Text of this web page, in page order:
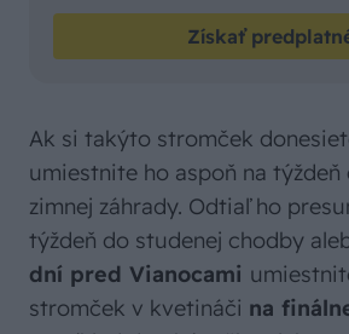
Získať
Ak si takýto stromček
umiestnite ho aspoň na týždeň
zimnej záhrady. Odtiaľ ho
týždeň do studenej chodby
dní pred Vianocami
stromček v kvetináči na